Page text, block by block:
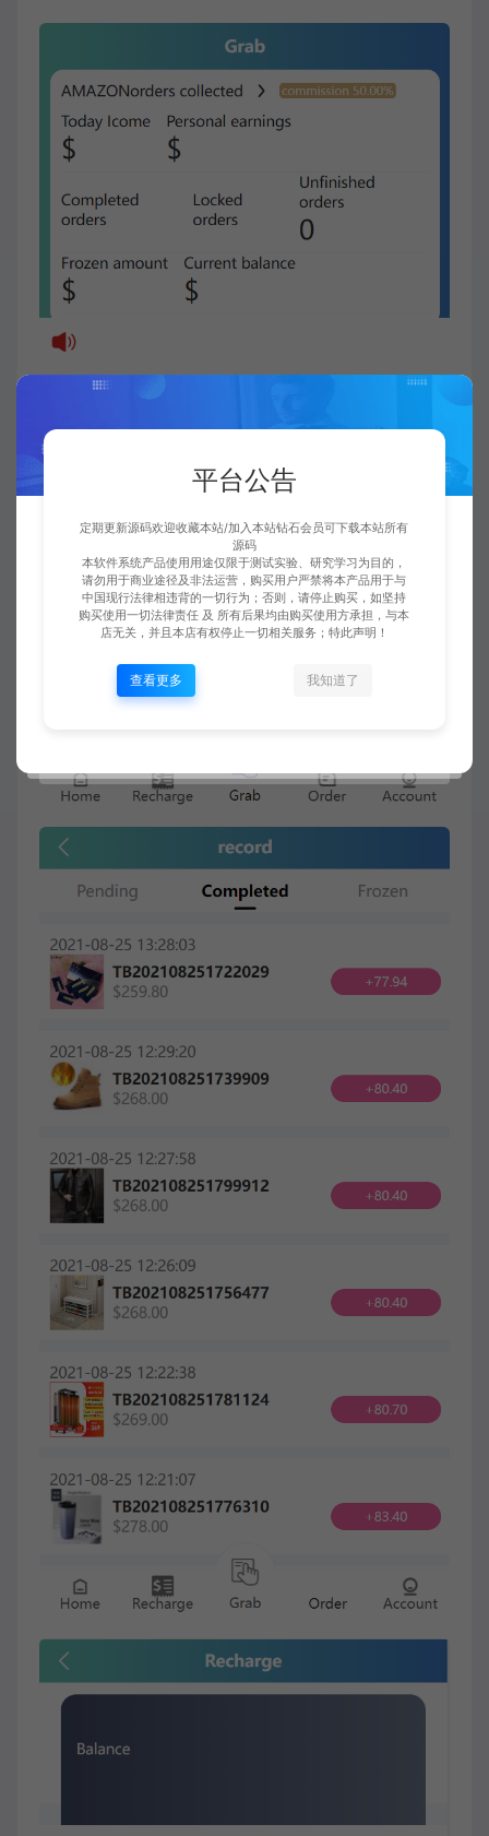
平台公告
定期更新源码欢迎收藏本站/加入本站钻石会员可下载本站所有
源码
本软件系统产品使用用途仅限于测试实验、研究学习为目的，
请勿用于商业途径及非法运营，购买用户严禁将本产品用于与
中国现行法律相违背的一切行为；否则，请停止购买，如坚持
购买使用一切法律责任 及 所有后果均由购买使用方承担，与本
店无关，并且本店有权停止一切相关服务；特此声明！
查看更多 我知道了